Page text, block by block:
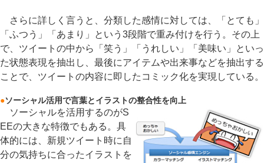
さらに詳しく言うと、分類した感情に対しては、「とても」
「ふつう」「あまり」という3段階で重み付けを行う。その上
で、ツイートの中から「笑う」「うれしい」「美味い」といっ
た状態表現を抽出し、最後にアイテムや出来事などを抽出する
ことで、ツイートの内容に即したコミック化を実現している。
●ソーシャル活用で言葉とイラストの整合性を向上
ソーシャルを活用するのがS
EEの大きな特徴でもある。具
体的には、新規ツイート時に自
分の気持ちに合ったイラストを